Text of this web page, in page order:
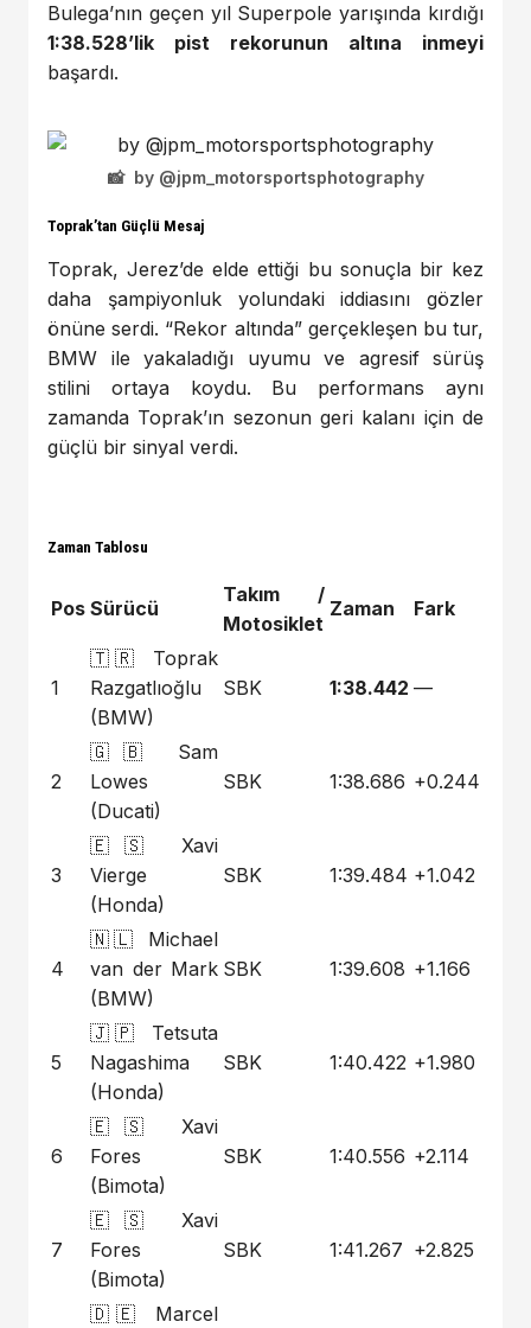
Bulega’nın geçen yıl Superpole yarışında kırdığı
1:38.528’lik pist rekorunun altına inmeyi
başardı.
by @jpm_motorsportsphotography
Toprak’tan Güçlü Mesaj
Toprak, Jerez’de elde ettiği bu sonuçla bir kez
daha şampiyonluk yolundaki iddiasını gözler
önüne serdi. “Rekor altında” gerçekleşen bu tur,
BMW ile yakaladığı uyumu ve agresif sürüş
stilini ortaya koydu. Bu performans aynı
zamanda Toprak’ın sezonun geri kalanı için de
güçlü bir sinyal verdi.
Zaman Tablosu
Pos Sürücü
Takım /
Motosiklet
Zaman Fark
1
🇹🇷 Toprak
Razgatlıoğlu
(BMW)
SBK 1:38.442 —
2
🇬🇧 Sam
Lowes
(Ducati)
SBK 1:38.686 +0.244
3
🇪🇸 Xavi
Vierge
(Honda)
SBK 1:39.484 +1.042
4
🇳🇱 Michael
van der Mark
(BMW)
SBK 1:39.608 +1.166
5
🇯🇵 Tetsuta
Nagashima
(Honda)
SBK 1:40.422 +1.980
6
🇪🇸 Xavi
Fores
(Bimota)
SBK 1:40.556 +2.114
7
🇪🇸 Xavi
Fores
(Bimota)
SBK 1:41.267 +2.825
🇩🇪 Marcel